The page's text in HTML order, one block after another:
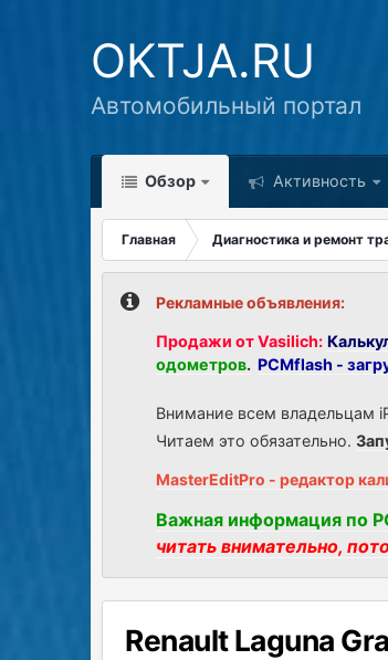
OKTJA.RU
Автомобильный портал
Обзор Активность
Главная Диагностика и ремонт
Рекламные объявления:
Продажи от Vasilich:
одометров. PCMflash -
Внимание всем владельцам
Читаем это обязательно.
MasterEditPro - редактор
Важная информация по
читать внимательно,
Renault Laguna